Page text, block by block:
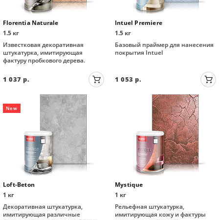
Florentia Naturale
1.5 кг
Известковая декоративная
штукатурка, имитирующая
фактуру пробкового дерева.
1 037 р.
Intuel Premiere
1.5 кг
Базовый праймер для нанесения
покрытия Intuel
1 053 р.
New
Loft-Beton
1 кг
Декоративная штукатурка,
имитирующая различные
Mystique
1 кг
Рельефная штукатурка,
имитирующая кожу и фактуры